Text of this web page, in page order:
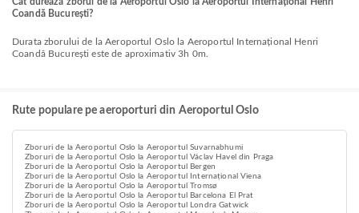
Coandă București?
Durata zborului de la Aeroportul Oslo la Aeroportul Internațional Henri
Coandă București este de aproximativ 3h 0m.
Rute populare pe aeroporturi din Aeroportul Oslo
Zboruri de la Aeroportul Oslo la Aeroportul Suvarnabhumi
Zboruri de la Aeroportul Oslo la Aeroportul Václav Havel din Praga
Zboruri de la Aeroportul Oslo la Aeroportul Bergen
Zboruri de la Aeroportul Oslo la Aeroportul Internațional Viena
Zboruri de la Aeroportul Oslo la Aeroportul Tromsø
Zboruri de la Aeroportul Oslo la Aeroportul Barcelona El Prat
Zboruri de la Aeroportul Oslo la Aeroportul Londra Gatwick